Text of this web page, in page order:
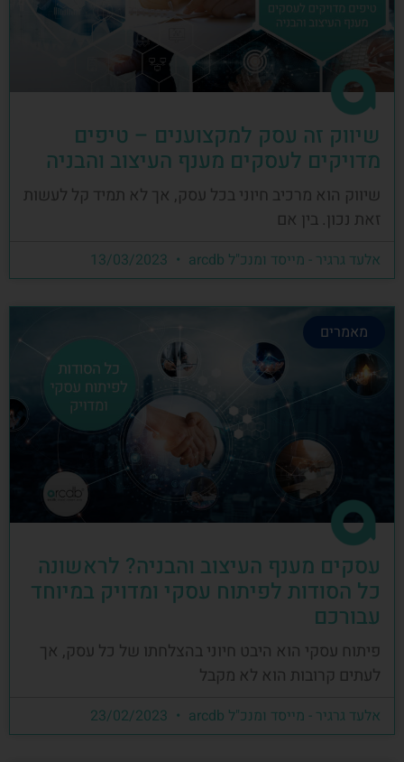
שיווק זה עסק למקצוענים – טיפים
מדויקים לעסקים מענף העיצוב והבניה
שיווק הוא מרכיב חיוני בכל עסק, אך לא תמיד קל לעשות
זאת נכון. בין אם
אלעד גרגיר - מייסד ומנכ"ל arcdb
מאמרים
עסקים מענף העיצוב והבניה? לראשונה
כל הסודות לפיתוח עסקי ומדויק במיוחד
עבורכם
פיתוח עסקי הוא היבט חיוני בהצלחתו של כל עסק, אך
לעתים קרובות הוא לא מקבל
אלעד גרגיר - מייסד ומנכ"ל arcdb